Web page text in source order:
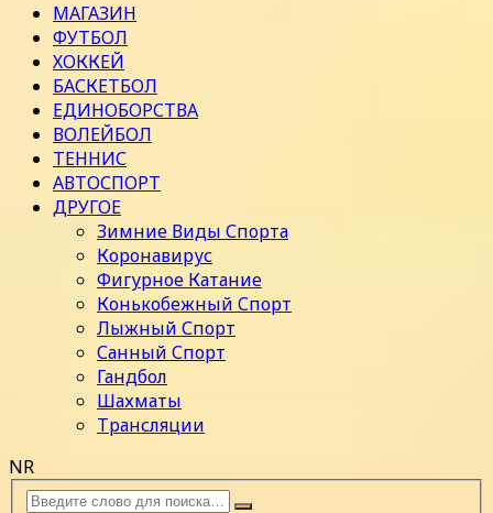
МАГАЗИН
ФУТБОЛ
ХОККЕЙ
БАСКЕТБОЛ
ЕДИНОБОРСТВА
ВОЛЕЙБОЛ
ТЕННИС
АВТОСПОРТ
ДРУГОЕ
Зимние Виды Спорта
Коронавирус
Фигурное Катание
Конькобежный Спорт
Лыжный Спорт
Санный Спорт
Гандбол
Шахматы
Трансляции
NR